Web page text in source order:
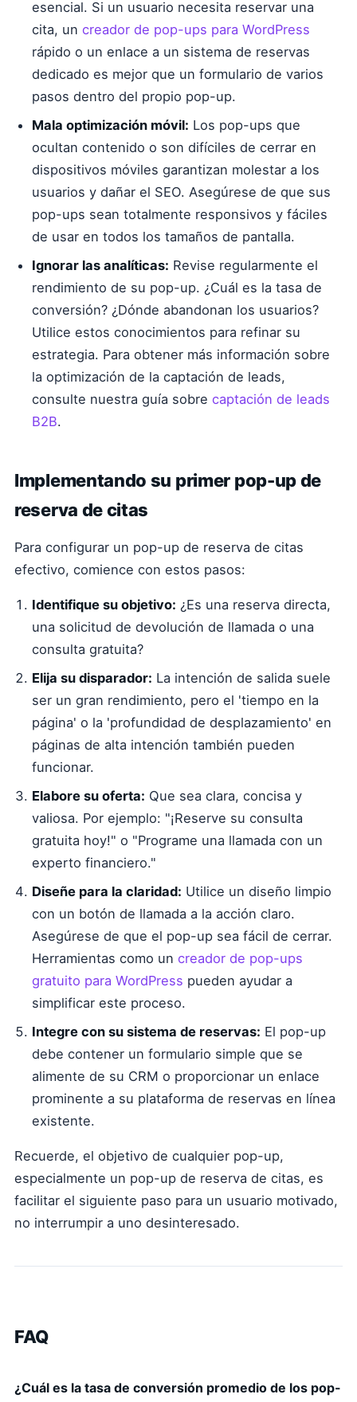
esencial. Si un usuario necesita reservar una
cita, un creador de pop-ups para WordPress
rápido o un enlace a un sistema de reservas
dedicado es mejor que un formulario de varios
pasos dentro del propio pop-up.
Mala optimización móvil: Los pop-ups que
ocultan contenido o son difíciles de cerrar en
dispositivos móviles garantizan molestar a los
usuarios y dañar el SEO. Asegúrese de que sus
pop-ups sean totalmente responsivos y fáciles
de usar en todos los tamaños de pantalla.
Ignorar las analíticas: Revise regularmente el
rendimiento de su pop-up. ¿Cuál es la tasa de
conversión? ¿Dónde abandonan los usuarios?
Utilice estos conocimientos para refinar su
estrategia. Para obtener más información sobre
la optimización de la captación de leads,
consulte nuestra guía sobre captación de leads
B2B.
Implementando su primer pop-up de
reserva de citas
Para configurar un pop-up de reserva de citas
efectivo, comience con estos pasos:
Identifique su objetivo: ¿Es una reserva directa,
una solicitud de devolución de llamada o una
consulta gratuita?
Elija su disparador: La intención de salida suele
ser un gran rendimiento, pero el 'tiempo en la
página' o la 'profundidad de desplazamiento' en
páginas de alta intención también pueden
funcionar.
Elabore su oferta: Que sea clara, concisa y
valiosa. Por ejemplo: "¡Reserve su consulta
gratuita hoy!" o "Programe una llamada con un
experto financiero."
Diseñe para la claridad: Utilice un diseño limpio
con un botón de llamada a la acción claro.
Asegúrese de que el pop-up sea fácil de cerrar.
Herramientas como un creador de pop-ups
gratuito para WordPress pueden ayudar a
simplificar este proceso.
Integre con su sistema de reservas: El pop-up
debe contener un formulario simple que se
alimente de su CRM o proporcionar un enlace
prominente a su plataforma de reservas en línea
existente.
Recuerde, el objetivo de cualquier pop-up,
especialmente un pop-up de reserva de citas, es
facilitar el siguiente paso para un usuario motivado,
no interrumpir a uno desinteresado.
FAQ
¿Cuál es la tasa de conversión promedio de los pop-